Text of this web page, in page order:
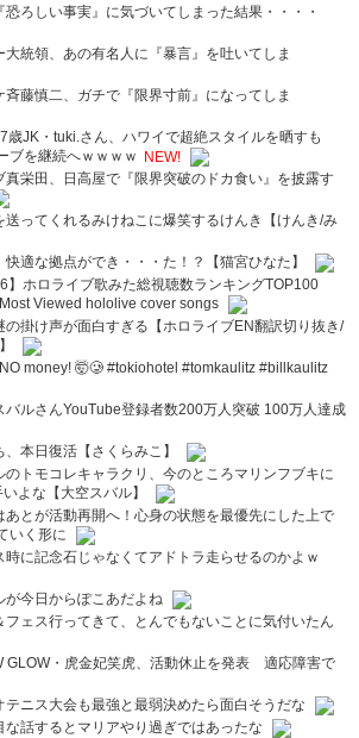
恐ろしい事実』に気づいてしまった結果・・・・
大統領、あの有名人に『暴言』を吐いてしま
斉藤慎二、ガチで『限界寸前』になってしま
歳JK・tuki.さん、ハワイで超絶スタイルを晒すも
ブを継続へｗｗｗｗ NEW!
真栄田、日高屋で『限界突破のドカ食い』を披露す
送ってくれるみけねこに爆笑するけんき【けんき/み
快適な拠点ができ・・・た！？【猫宮ひなた】
】ホロライブ歌みた総視聴数ランキングTOP100
Viewed hololive cover songs
の掛け声が面白すぎる【ホロライブEN翻訳切り抜き/
money! 🤯🥲 #tokiohotel #tomkaulitz #billkaulitz
バルさんYouTube登録者数200万人突破 100万人達成
、本日復活【さくらみこ】
のトモコレキャラクリ、今のところマリンフブキに
よな【大空スバル】
あとが活動再開へ！心身の状態を最優先にした上で
いく形に
時に記念石じゃなくてアドトラ走らせるのかよｗ
が今日からぽこあだよね
ェス行ってきて、とんでもないことに気付いたん
GLOW・虎金妃笑虎、活動休止を発表 適応障害で
テニス大会も最強と最弱決めたら面白そうだな
な話するとマリアやり過ぎではあったな